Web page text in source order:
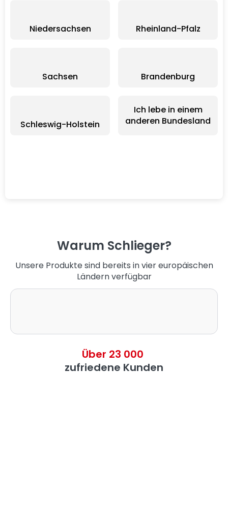
Niedersachsen Rheinland-Pfalz
Sachsen Brandenburg
Schleswig-Holstein
Ich lebe in einem
anderen Bundesland
Warum Schlieger?
Unsere Produkte sind bereits in vier europäischen
Ländern verfügbar
Über 23 000
zufriedene Kunden